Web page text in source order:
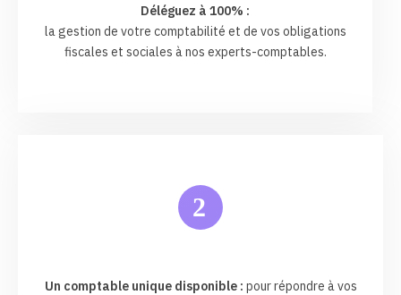
Déléguez à 100% :
la gestion de votre comptabilité et de vos obligations
fiscales et sociales à nos experts-comptables.
2
Un comptable unique disponible : pour répondre à vos